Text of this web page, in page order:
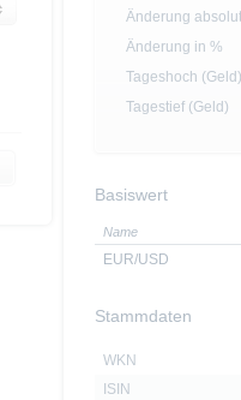
Änderung absolut
Änderung in %
Tageshoch (Geld)
Tagestief (Geld)
Basiswert
Name
EUR/USD
Stammdaten
WKN
ISIN